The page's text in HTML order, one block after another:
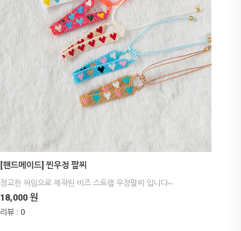
[핸드메이드] 찐우정 팔찌
정교한 짜임으로 제작된 비즈 스트랩 우정팔찌 입니다~
18,000 원
리뷰 : 0